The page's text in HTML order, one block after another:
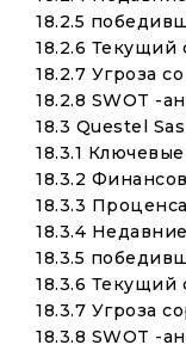
18.2.5
18.2.6 Текущий
18.2.7 Угроза
18.2.8 SWOT -
18.3 Questel Sas
18.3.1
18.3.2
18.3.3
18.3.4
18.3.5
18.3.6 Текущий
18.3.7 Угроза
18.3.8 SWOT -